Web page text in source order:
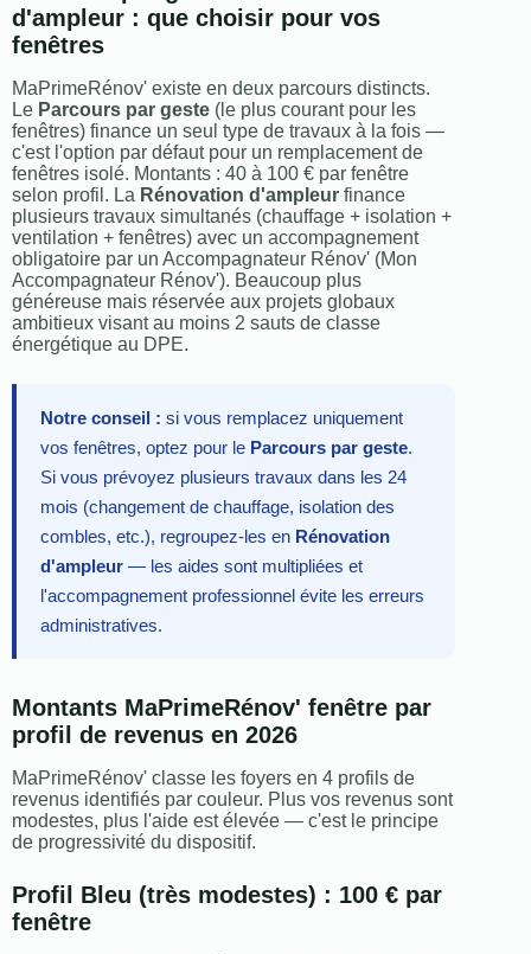
d'ampleur : que choisir pour vos
fenêtres
MaPrimeRénov' existe en deux parcours distincts.
Le Parcours par geste (le plus courant pour les
fenêtres) finance un seul type de travaux à la fois —
c'est l'option par défaut pour un remplacement de
fenêtres isolé. Montants : 40 à 100 € par fenêtre
selon profil. La Rénovation d'ampleur finance
plusieurs travaux simultanés (chauffage + isolation +
ventilation + fenêtres) avec un accompagnement
obligatoire par un Accompagnateur Rénov' (Mon
Accompagnateur Rénov'). Beaucoup plus
généreuse mais réservée aux projets globaux
ambitieux visant au moins 2 sauts de classe
énergétique au DPE.
Notre conseil : si vous remplacez uniquement
vos fenêtres, optez pour le Parcours par geste.
Si vous prévoyez plusieurs travaux dans les 24
mois (changement de chauffage, isolation des
combles, etc.), regroupez-les en Rénovation
d'ampleur — les aides sont multipliées et
l'accompagnement professionnel évite les erreurs
administratives.
Montants MaPrimeRénov' fenêtre par
profil de revenus en 2026
MaPrimeRénov' classe les foyers en 4 profils de
revenus identifiés par couleur. Plus vos revenus sont
modestes, plus l'aide est élevée — c'est le principe
de progressivité du dispositif.
Profil Bleu (très modestes) : 100 € par
fenêtre